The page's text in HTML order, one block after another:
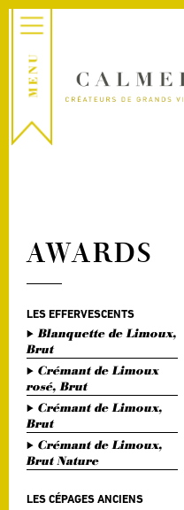
AWARDS
LES EFFERVESCENTS
Blanquette de Limoux,
Brut
Crémant de Limoux
rosé, Brut
Crémant de Limoux,
Brut
Crémant de Limoux,
Brut Nature
LES CÉPAGES ANCIENS